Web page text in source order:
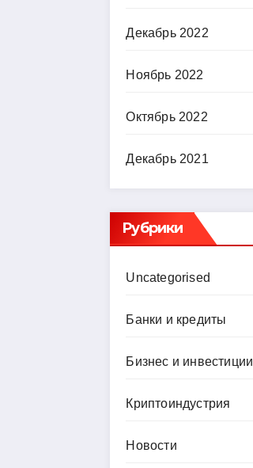
Декабрь 2022
Ноябрь 2022
Октябрь 2022
Декабрь 2021
Рубрики
Uncategorised
Банки и кредиты
Бизнес и инвестиции
Криптоиндустрия
Новости